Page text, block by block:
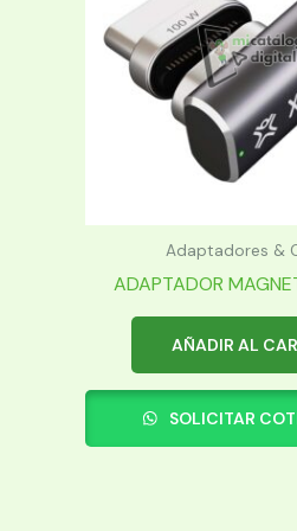
Adaptadores &
ADAPTADOR
AÑADIR AL
SOLICITAR